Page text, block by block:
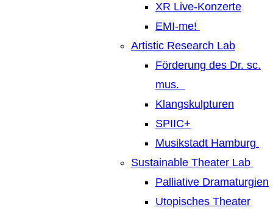
XR Live-Konzerte
EMI-me!
Artistic Research Lab
Förderung des Dr. sc.
mus.
Klangskulpturen
SPIIC+
Musikstadt Hamburg
Sustainable Theater Lab
Palliative Dramaturgien
Utopisches Theater